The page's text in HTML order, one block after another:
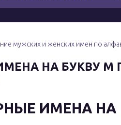
мужских и женских имен по
НА БУКВУ М
ИМЕНА НА